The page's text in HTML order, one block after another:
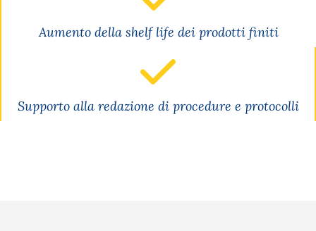
Aumento della shelf life dei prodotti finiti
Supporto alla redazione di procedure e protocolli